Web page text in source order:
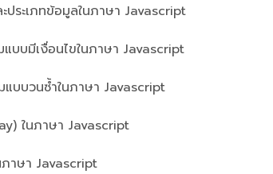
ประเภทข้อมูลในภาษา Javascript
แบบมีเงื่อนไขในภาษา Javascript
แบบวนซ้ำในภาษา Javascript
ในภาษา Javascript
ภาษา Javascript